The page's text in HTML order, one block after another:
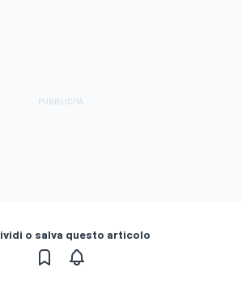
o salva questo articolo